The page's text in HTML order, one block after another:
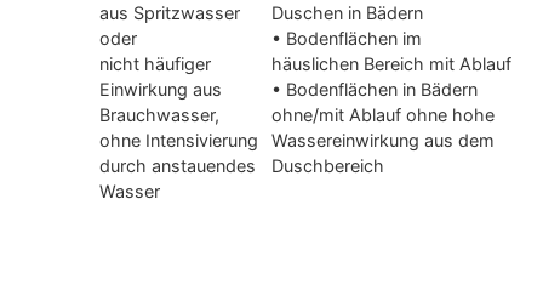
aus Spritzwasser
oder
nicht häufiger
Einwirkung aus
Brauchwasser,
ohne Intensivierung
durch anstauendes
Wasser
Duschen in Bädern
• Bodenflächen im
häuslichen Bereich mit Ablauf
• Bodenflächen in Bädern
ohne/mit Ablauf ohne hohe
Wassereinwirkung aus dem
Duschbereich